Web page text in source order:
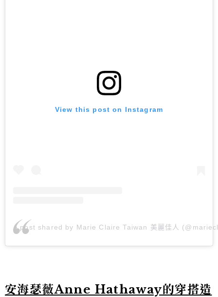
View this post on Instagram
A post shared by Marie Claire Taiwan 美麗佳人
安海瑟薇Anne Hathaway的穿搭造